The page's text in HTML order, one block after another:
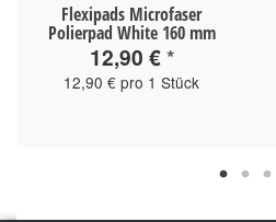
Flexipads Microfaser
Polierpad White 160 mm
12,90 €*
12,90 € pro 1 Stück